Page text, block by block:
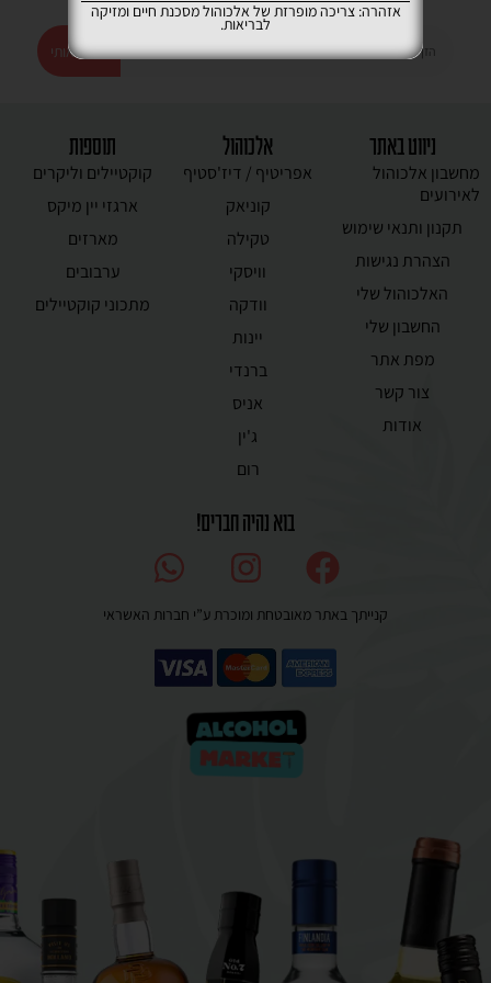
רשמו אותי
אלכוהול
אפריטיף / דיז'סטיף
קוניאק
טקילה
וויסקי
וודקה
יינות
ברנדי
אניס
ג'ין
רום
תוספות
קוקטיילים וליקרים
ארגזי יין מיקס
מארזים
ערבובים
מתכוני קוקטיילים
ניווט באתר
מחשבון אלכוהול
לאירועים
תקנון ותנאי שימוש
הצהרת נגישות
האלכוהול שלי
החשבון שלי
מפת אתר
צור קשר
אודות
בוא נהיה חברים!
קנייתך באתר מאובטחת ומוכרת ע”י חברות האשראי
אזהרה: צריכה מופרזת של אלכוהול מסכנת חיים ומזיקה
לבריאות.